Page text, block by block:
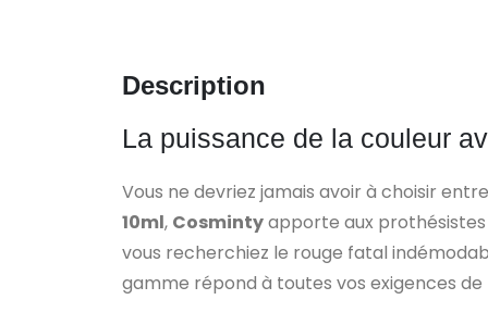
Description
La puissance de la couleur
Vous ne devriez jamais avoir à choisir
10ml, Cosmintyapporte aux prothésistes
vous recherchiez le rouge fatal
gamme répond à toutes vos exigences